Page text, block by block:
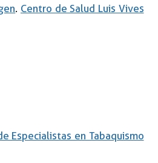
. Centro de Salud Luis Vives
Especialistas en Tabaquismo